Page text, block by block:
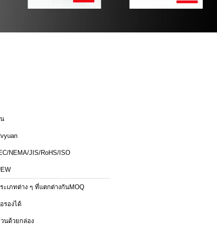
NEMA/JIS/RoHS/ISO
ะเภทต่าง ๆ ที่แตกต่างกันMOQ
รองได้
นด้วยกล่อง